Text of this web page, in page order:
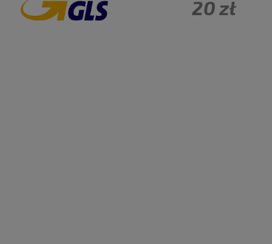
20 zł